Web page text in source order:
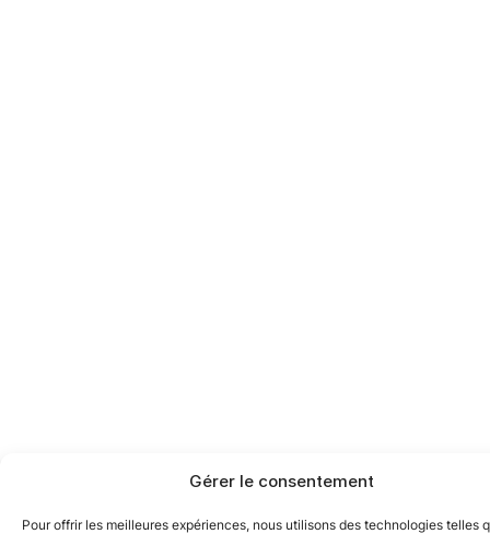
Gérer le consentement
Pour offrir les meilleures expériences, nous utilisons des technologies telles